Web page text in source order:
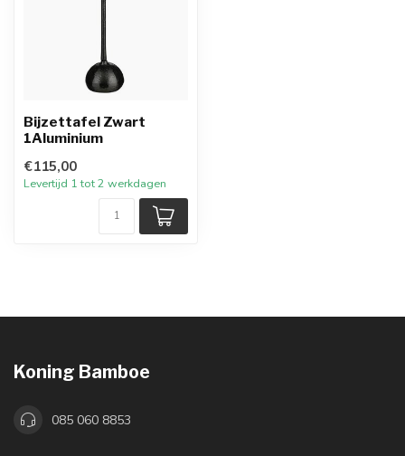
Bijzettafel Zwart
1Aluminium
€115,00
Levertijd 1 tot 2 werkdagen
Koning Bamboe
085 060 8853